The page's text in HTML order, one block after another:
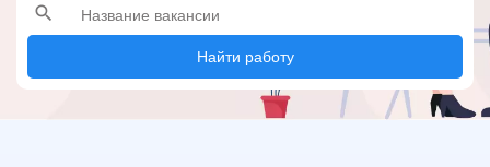
search
Найти работу